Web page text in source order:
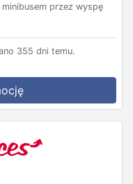
przez wyspę
355 dni temu.